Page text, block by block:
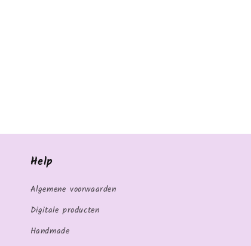
Help
Algemene voorwaarden
Digitale producten
Handmade